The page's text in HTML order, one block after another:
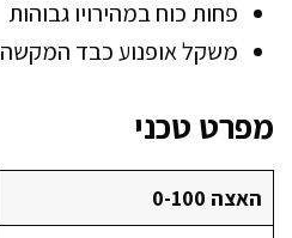
פחות כוח במהירויו גבוהות
משקל אופנוע כבד המקשה
מפרט טכני
האצה 0-100